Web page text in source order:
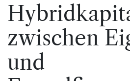
read
time
in
zwischen
und